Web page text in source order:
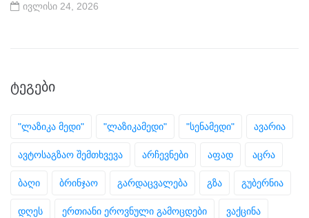
ივლისი 24, 2026
ᲢᲔᲒᲔᲑᲘ
"ლაზიკა მედი" "ლაზიკამედი" "სენამედი" ავარია
ავტოსაგზაო შემთხვევა არჩევნები აფად აცრა
ბაღი ბრინჯაო გარდაცვალება გზა გუბერნია
დღეს ერთიანი ეროვნული გამოცდები ვაქცინა